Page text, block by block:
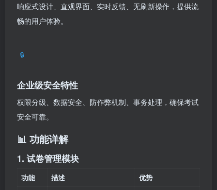
响应式设计、直观界面、实时反馈、无刷新操作，提供流
畅的用户体验。
🔒
企业级安全特性
权限分级、数据安全、防作弊机制、事务处理，确保考试
安全可靠。
📊 功能详解
1. 试卷管理模块
功能 描述
优势